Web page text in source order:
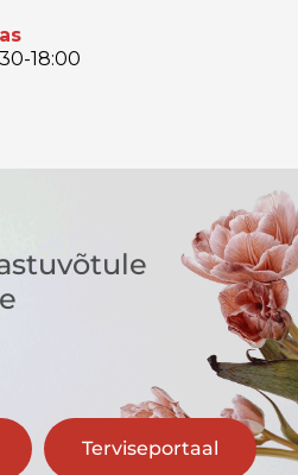
18:00
Terviseportaal